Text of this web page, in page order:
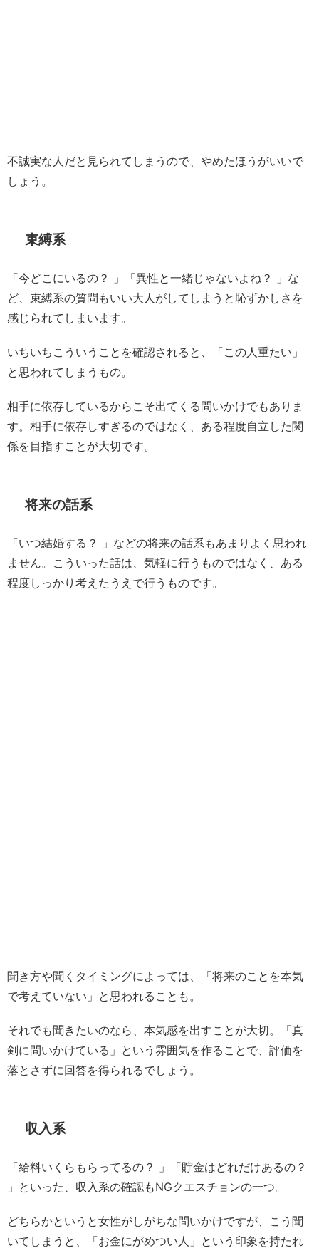
不誠実な人だと見られてしまうので、やめたほうがいいで
しょう。
束縛系
「今どこにいるの？ 」「異性と一緒じゃないよね？ 」な
ど、束縛系の質問もいい大人がしてしまうと恥ずかしさを
感じられてしまいます。
いちいちこういうことを確認されると、「この人重たい」
と思われてしまうもの。
相手に依存しているからこそ出てくる問いかけでもありま
す。相手に依存しすぎるのではなく、ある程度自立した関
係を目指すことが大切です。
将来の話系
「いつ結婚する？ 」などの将来の話系もあまりよく思われ
ません。こういった話は、気軽に行うものではなく、ある
程度しっかり考えたうえで行うものです。
聞き方や聞くタイミングによっては、「将来のことを本気
で考えていない」と思われることも。
それでも聞きたいのなら、本気感を出すことが大切。「真
剣に問いかけている」という雰囲気を作ることで、評価を
落とさずに回答を得られるでしょう。
収入系
「給料いくらもらってるの？ 」「貯金はどれだけあるの？
」といった、収入系の確認もNGクエスチョンの一つ。
どちらかというと女性がしがちな問いかけですが、こう聞
いてしまうと、「お金にがめつい人」という印象を持たれ